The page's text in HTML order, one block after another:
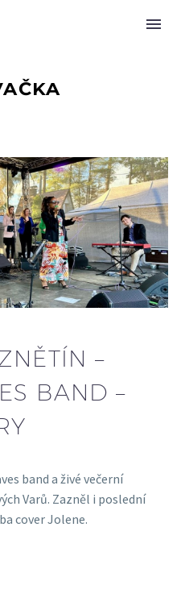
–
BAND –
band a živé večerní
Varů. Zazněl i poslední
cover Jolene.